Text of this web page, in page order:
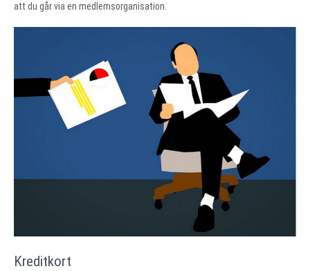
att du går via en medlemsorganisation.
Kreditkort